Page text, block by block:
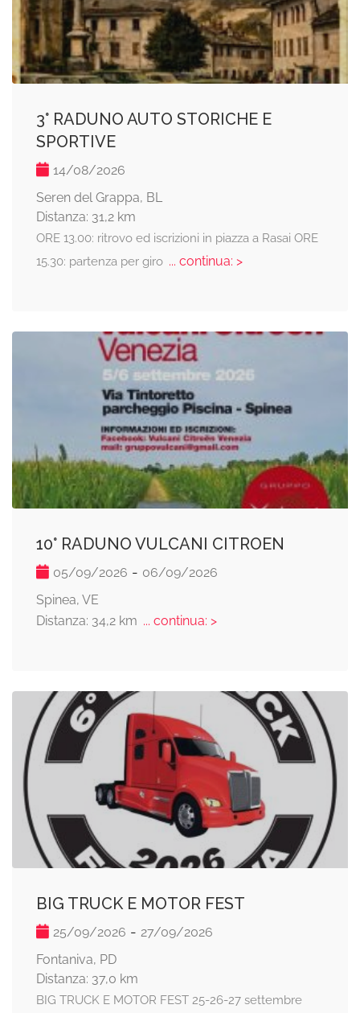
3° RADUNO AUTO STORICHE E
SPORTIVE
14/08/2026
Seren del Grappa, BL
Distanza: 31,2 km
ORE 13.00: ritrovo ed iscrizioni in piazza a Rasai ORE
15.30: partenza per giro... continua: >
10° RADUNO VULCANI CITROEN
05/09/2026 - 06/09/2026
Spinea, VE
Distanza: 34,2 km ... continua: >
BIG TRUCK E MOTOR FEST
25/09/2026 - 27/09/2026
Fontaniva, PD
Distanza: 37,0 km
BIG TRUCK E MOTOR FEST 25-26-27 settembre